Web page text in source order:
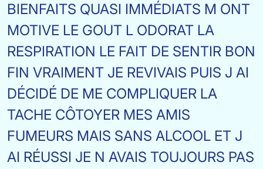
BIENFAITS QUASI IMMÉDIATS M ONT
MOTIVE LE GOUT L ODORAT LA
RESPIRATION LE FAIT DE SENTIR BON
FIN VRAIMENT JE REVIVAIS PUIS J AI
DÉCIDÉ DE ME COMPLIQUER LA
TACHE CÔTOYER MES AMIS
FUMEURS MAIS SANS ALCOOL ET J
AI RÉUSSI JE N AVAIS TOUJOURS PAS